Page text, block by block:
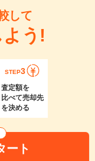
して
う!
STEP3
査定額を
比べて売却先
を決める
ート